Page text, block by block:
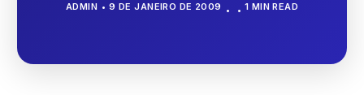
ADMIN 9 DE JANEIRO DE 2009 1 MIN READ